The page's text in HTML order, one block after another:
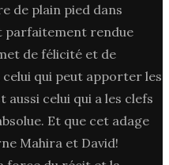
de plain pied dans
parfaitement rendue
de félicité et de
celui qui peut apporter les
aussi celui qui a les clefs
Et que cet adage
Mahira et David!